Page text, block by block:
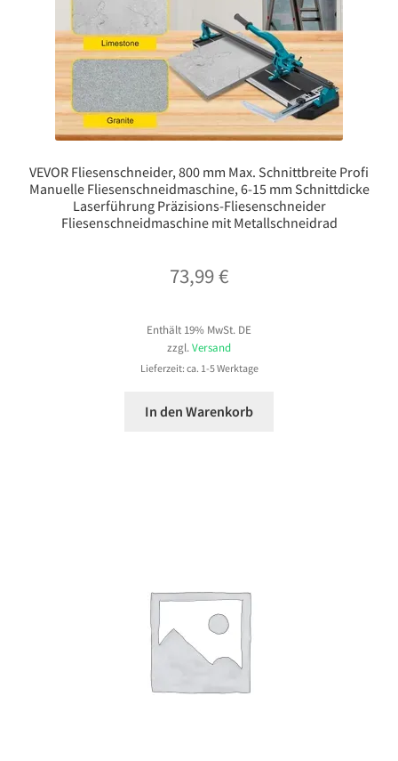
VEVOR Fliesenschneider, 800 mm Max. Schnittbreite Profi
Manuelle Fliesenschneidmaschine, 6-15 mm Schnittdicke
Laserführung Präzisions-Fliesenschneider
Fliesenschneidmaschine mit Metallschneidrad
73,99€
Enthält 19% MwSt. DE
zzgl.Versand
Lieferzeit: ca. 1-5 Werktage
In den Warenkorb